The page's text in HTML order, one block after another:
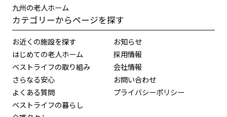
九州の老人ホーム
カテゴリーからページを探す
お近くの施設を探す
はじめての老人ホーム
ベストライフの取り組み
さらなる安心
よくある質問
ベストライフの暮らし
お知らせ
採用情報
会社情報
お問い合わせ
プライバシーポリシー